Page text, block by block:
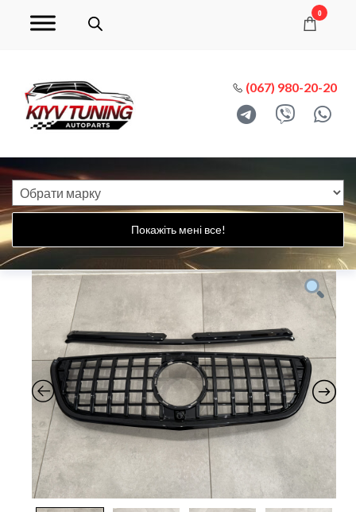
0
(067) 980-20-20
Покажіть мені все!